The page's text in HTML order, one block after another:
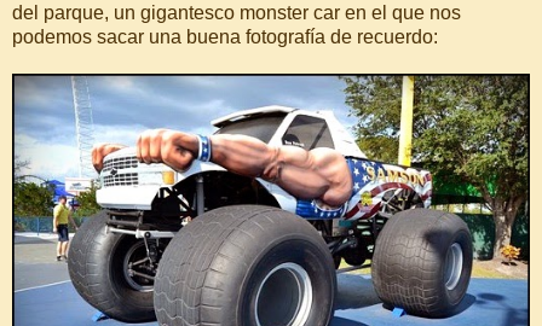
del parque, un gigantesco monster car en el que nos
podemos sacar una buena fotografía de recuerdo: